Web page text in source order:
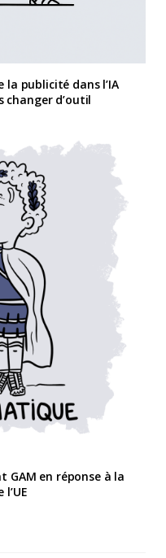
la publicité dans l’IA
changer d’outil
GAM en réponse à la